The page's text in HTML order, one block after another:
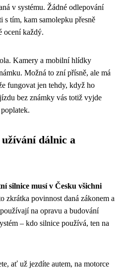
v systému. Žádné odlepování
s tím, kam samolepku přesně
ocení každý.
Kamery a mobilní hlídky
Možná to zní přísně, ale má
fungovat jen tehdy, když ho
bez známky vás totiž vyjde
dálnic a
silnice musí v Česku všichni
zkrátka povinnost daná zákonem a
na opravu a budování
– kdo silnice používá, ten na
ať už jezdíte autem, na motorce